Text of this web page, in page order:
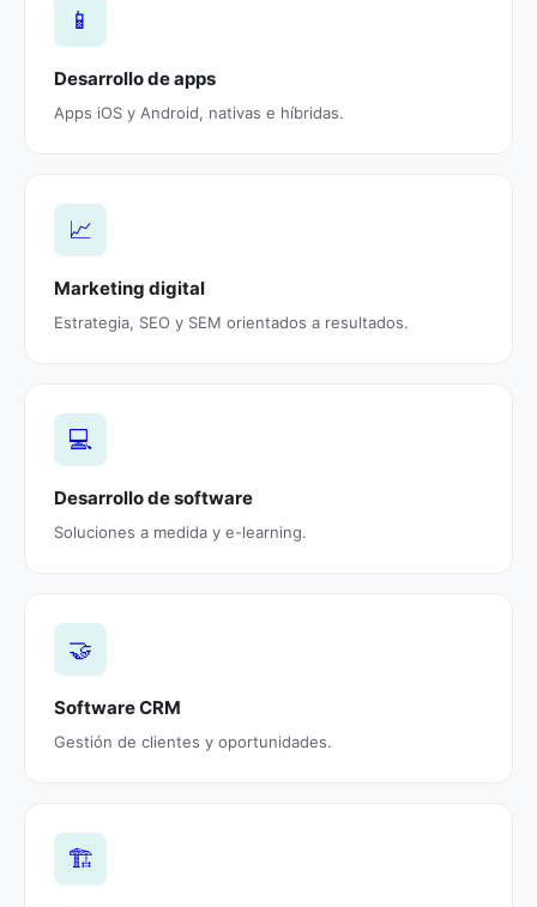
📱
Desarrollo de apps
Apps iOS y Android, nativas e híbridas.
📈
Marketing digital
Estrategia, SEO y SEM orientados a resultados.
💻
Desarrollo de software
Soluciones a medida y e-learning.
🤝
Software CRM
Gestión de clientes y oportunidades.
🏗️